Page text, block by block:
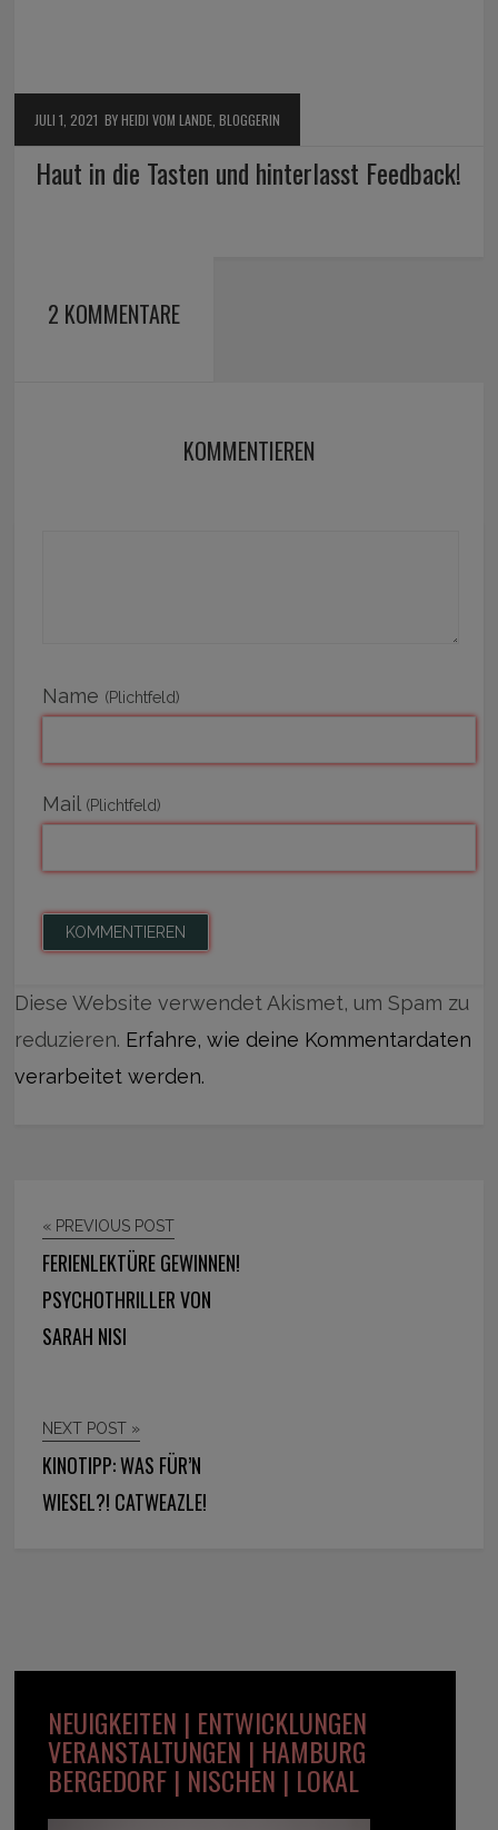
JULI 1, 2021 BY HEIDI VOM LANDE, BLOGGERIN
Haut in die Tasten und hinterlasst Feedback!
2 KOMMENTARE
KOMMENTIEREN
Name (Plichtfeld)
Mail (Plichtfeld)
Diese Website verwendet Akismet, um Spam zu
reduzieren. Erfahre, wie deine Kommentardaten
verarbeitet werden.
« PREVIOUS POST
FERIENLEKTÜRE GEWINNEN!
PSYCHOTHRILLER VON
SARAH NISI
NEXT POST »
KINOTIPP: WAS FÜR’N
WIESEL?! CATWEAZLE!
NEUIGKEITEN | ENTWICKLUNGEN
VERANSTALTUNGEN | HAMBURG
BERGEDORF | NISCHEN | LOKAL